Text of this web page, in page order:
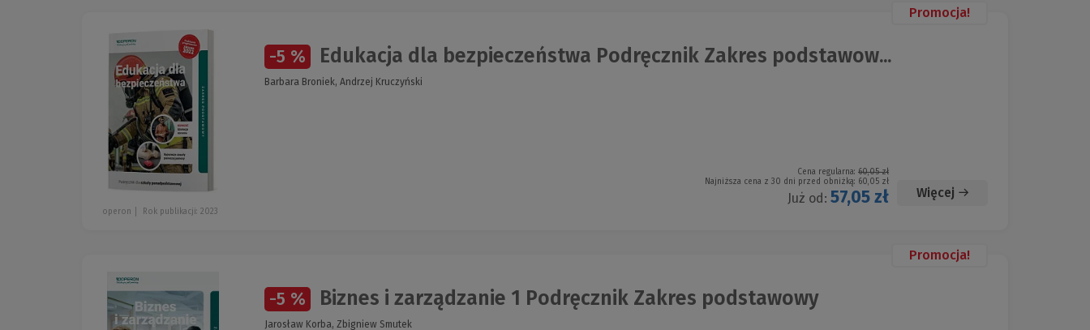
Promocja!
-5 % Edukacja dla bezpieczeństwa Podręcznik Zakres podstawow...
Barbara Broniek, Andrzej Kruczyński
Cena regularna: 60,05 zł
Najniższa cena z 30 dni przed obniżką: 60,05 zł
Już od: 57,05 zł Więcej
operon Rok publikacji: 2023
Promocja!
-5 % Biznes i zarządzanie 1 Podręcznik Zakres podstawowy
Jarosław Korba, Zbigniew Smutek